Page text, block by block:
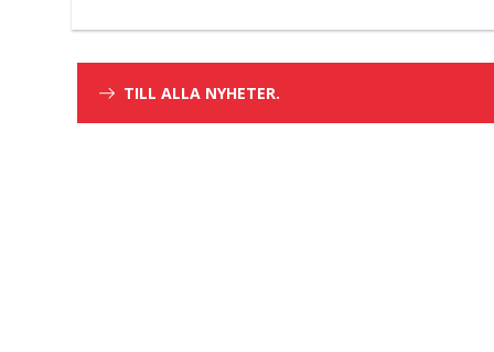
TILL ALLA NYHETER.